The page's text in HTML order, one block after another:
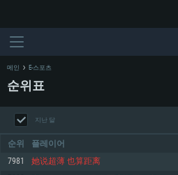
메인 E-스포츠
순위표
지난 달
순위 플레이어
7981 她说超薄 也算距离